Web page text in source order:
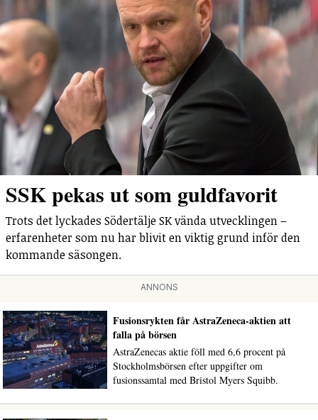
SSK pekas ut som guldfavorit
Trots det lyckades Södertälje SK vända utvecklingen –
erfarenheter som nu har blivit en viktig grund inför den
kommande säsongen.
ANNONS
Fusionsrykten får AstraZeneca-aktien att
falla på börsen
AstraZenecas aktie föll med 6,6 procent på
Stockholmsbörsen efter uppgifter om
fusionssamtal med Bristol Myers Squibb.